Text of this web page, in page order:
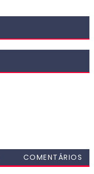
COMENTÁRIOS